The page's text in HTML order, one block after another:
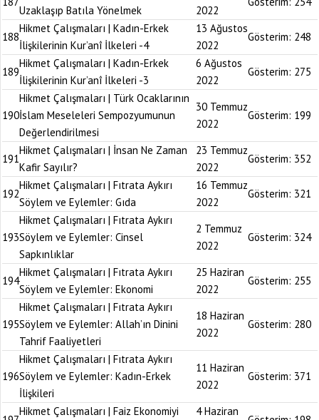
Uzaklaşıp Batıla Yönelmek 2022
188
Hikmet Çalışmaları | Kadın-Erkek
İlişkilerinin Kur’anî İlkeleri -4
13 Ağustos
2022
Gösterim: 248
189
Hikmet Çalışmaları | Kadın-Erkek
İlişkilerinin Kur’anî İlkeleri -3
6 Ağustos
2022
Gösterim: 275
190
Hikmet Çalışmaları | Türk Ocaklarının
İslam Meseleleri Sempozyumunun
Değerlendirilmesi
30 Temmuz
2022
Gösterim: 199
191
Hikmet Çalışmaları | İnsan Ne Zaman
Kafir Sayılır?
23 Temmuz
2022
Gösterim: 352
192
Hikmet Çalışmaları | Fıtrata Aykırı
Söylem ve Eylemler: Gıda
16 Temmuz
2022
Gösterim: 321
193
Hikmet Çalışmaları | Fıtrata Aykırı
Söylem ve Eylemler: Cinsel
Sapkınlıklar
2 Temmuz
2022
Gösterim: 324
194
Hikmet Çalışmaları | Fıtrata Aykırı
Söylem ve Eylemler: Ekonomi
25 Haziran
2022
Gösterim: 255
195
Hikmet Çalışmaları | Fıtrata Aykırı
Söylem ve Eylemler: Allah’ın Dinini
Tahrif Faaliyetleri
18 Haziran
2022
Gösterim: 280
196
Hikmet Çalışmaları | Fıtrata Aykırı
Söylem ve Eylemler: Kadın-Erkek
İlişkileri
11 Haziran
2022
Gösterim: 371
Hikmet Çalışmaları | Faiz Ekonomiyi
4 Haziran